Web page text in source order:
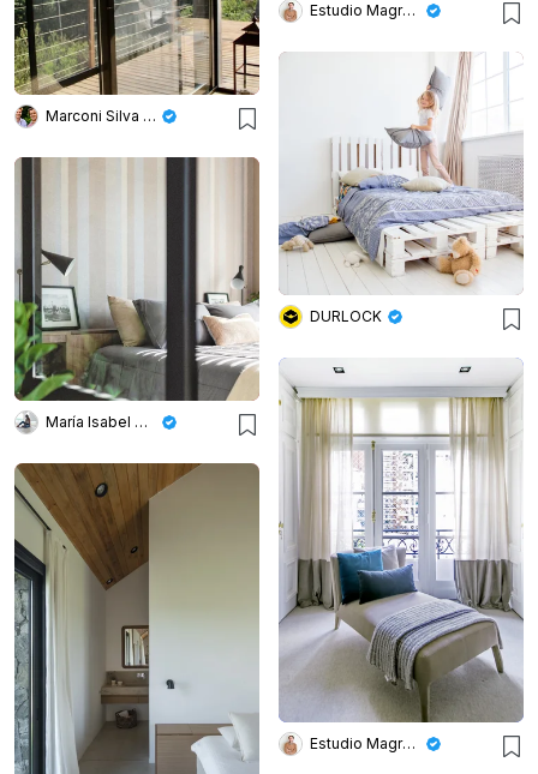
Estudio Magrane
Marconi Silva Arquitectos
DURLOCK
María Isabel Wetzel
Estudio Magrane